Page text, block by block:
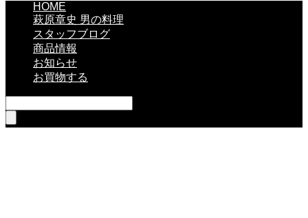
HOME
萩原章史 男の料理
スタッフブログ
商品情報
お知らせ
お買物する